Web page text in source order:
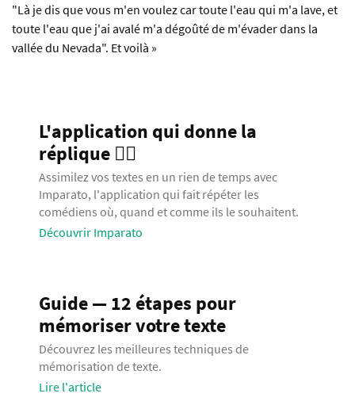
"Là je dis que vous m'en voulez car toute l'eau qui m'a lave, et
toute l'eau que j'ai avalé m'a dégoûté de m'évader dans la
vallée du Nevada". Et voilà »
L'application qui donne la
réplique 🧞‍♂️
Assimilez vos textes en un rien de temps avec
Imparato, l'application qui fait répéter les
comédiens où, quand et comme ils le souhaitent.
Découvrir Imparato
Guide — 12 étapes pour
mémoriser votre texte
Découvrez les meilleures techniques de
mémorisation de texte.
Lire l'article